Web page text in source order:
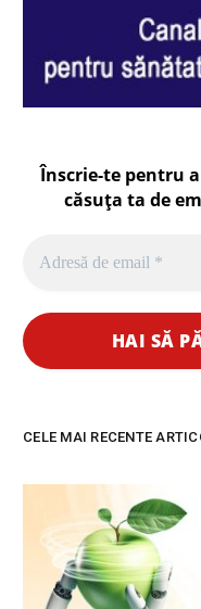
Înscrie-te pentru
căsuța ta de
CELE MAI RECENTE